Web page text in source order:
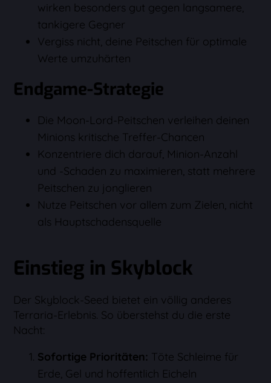
wirken besonders gut gegen langsamere,
tankigere Gegner
Vergiss nicht, deine Peitschen für optimale
Werte umzuhärten
Endgame-Strategie
Die Moon-Lord-Peitschen verleihen deinen
Minions kritische Treffer-Chancen
Konzentriere dich darauf, Minion-Anzahl
und -Schaden zu maximieren, statt mehrere
Peitschen zu jonglieren
Nutze Peitschen vor allem zum Zielen, nicht
als Hauptschadensquelle
Einstieg in Skyblock
Der Skyblock-Seed bietet ein völlig anderes
Terraria-Erlebnis. So überstehst du die erste
Nacht:
Sofortige Prioritäten: Töte Schleime für
Erde, Gel und hoffentlich Eicheln